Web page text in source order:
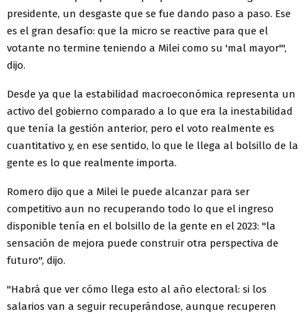
presidente, un desgaste que se fue dando paso a paso. Ese
es el gran desafío: que la micro se reactive para que el
votante no termine teniendo a Milei como su 'mal mayor'",
dijo.
Desde ya que la estabilidad macroeconómica representa un
activo del gobierno comparado a lo que era la inestabilidad
que tenía la gestión anterior, pero el voto realmente es
cuantitativo y, en ese sentido, lo que le llega al bolsillo de la
gente es lo que realmente importa.
Romero dijo que a Milei le puede alcanzar para ser
competitivo aun no recuperando todo lo que el ingreso
disponible tenía en el bolsillo de la gente en el 2023: "la
sensación de mejora puede construir otra perspectiva de
futuro", dijo.
"Habrá que ver cómo llega esto al año electoral: si los
salarios van a seguir recuperándose, aunque recuperen